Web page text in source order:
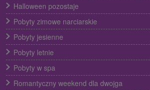
Halloween pozostaje
Pobyty zimowe narciarskie
Pobyty jesienne
Pobyty letnie
Pobyty w spa
Romantyczny weekend dla dwojga